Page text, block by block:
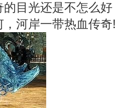
目光还是不怎么
河岸一带热血传奇